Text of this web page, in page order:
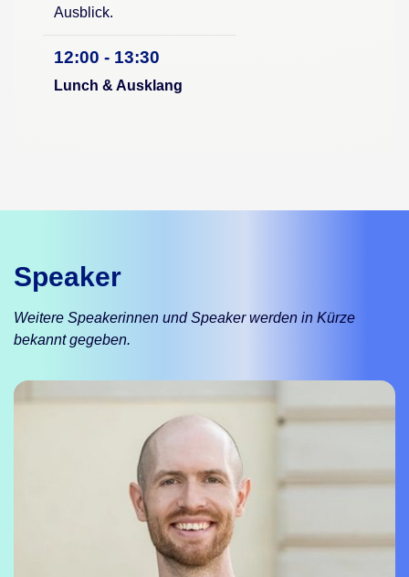
Ausblick.
12:00 - 13:30
Lunch & Ausklang
Speaker
Weitere Speakerinnen und Speaker werden in Kürze
bekannt gegeben.